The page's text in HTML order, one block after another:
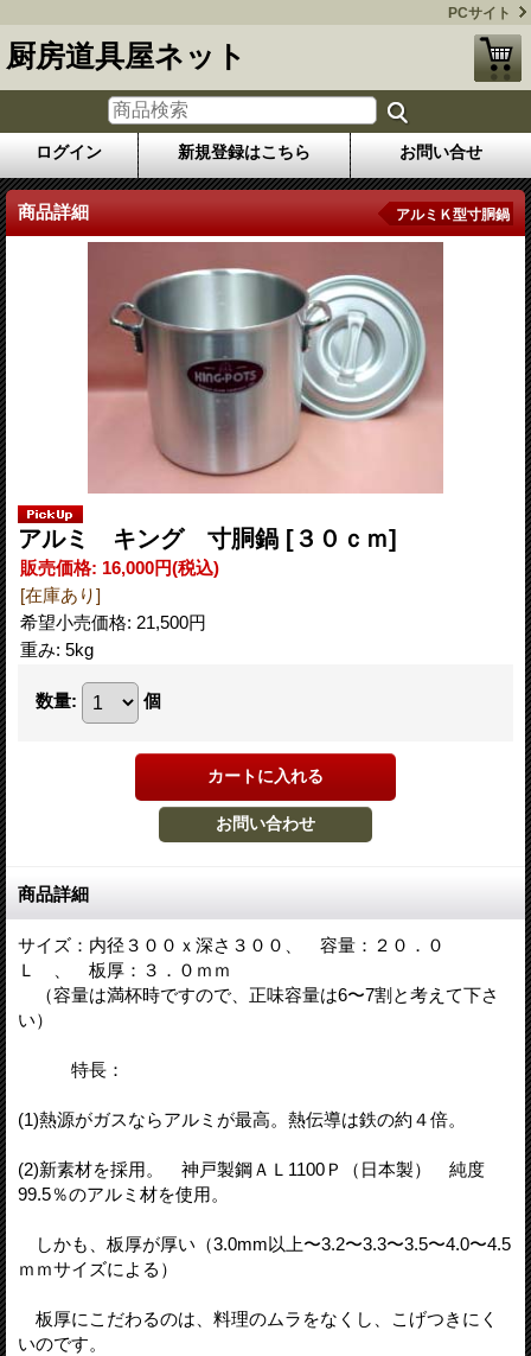
PCサイト
厨房道具屋ネット
ログイン 新規登録はこちら お問い合せ
商品詳細 アルミＫ型寸胴鍋
アルミ キング 寸胴鍋 [３０ｃｍ]
販売価格: 16,000円(税込)
[在庫あり]
希望小売価格: 21,500円
重み: 5kg
数量: 個
商品詳細
サイズ：内径３００ｘ深さ３００、 容量：２０．０
Ｌ 、 板厚：３．０ｍｍ
（容量は満杯時ですので、正味容量は6〜7割と考えて下さ
い）
特長：
(1)熱源がガスならアルミが最高。熱伝導は鉄の約４倍。
(2)新素材を採用。 神戸製鋼ＡＬ1100Ｐ（日本製） 純度
99.5％のアルミ材を使用。
しかも、板厚が厚い（3.0mm以上〜3.2〜3.3〜3.5〜4.0〜4.5
ｍｍサイズによる）
板厚にこだわるのは、料理のムラをなくし、こげつきにく
いのです。